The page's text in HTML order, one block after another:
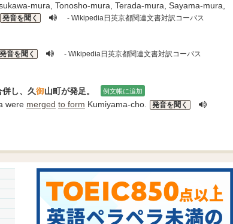
mura, Tonosho-mura, Terada-mura, Sayama-mura,
発音を聞く - Wikipedia日英京都関連文書対訳コーパス
発音を聞く - Wikipedia日英京都関連文書対訳コーパス
併し、久御山町が発足。 例文帳に追加
were merged to form Kumiyama-cho.
発音を聞く